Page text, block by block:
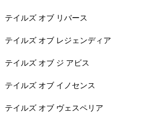
テイルズ オブ リバース
テイルズ オブ レジェンディア
テイルズ オブ ジ アビス
テイルズ オブ イノセンス
テイルズ オブ ヴェスペリア